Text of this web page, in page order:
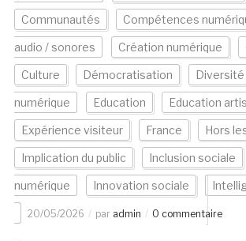
Communautés Compétences
audio / sonores Création numérique
Culture Démocratisation Diversité
numérique Education Education
Expérience visiteur France Hors
Implication du public Inclusion sociale
numérique Innovation sociale
20/05/2026 par admin 0 commentaire